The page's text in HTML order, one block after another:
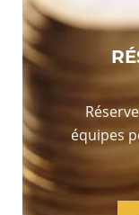
équipes